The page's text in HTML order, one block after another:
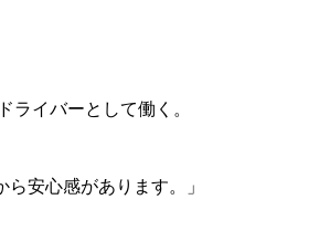
イバーとして働く。
安心感があります。」